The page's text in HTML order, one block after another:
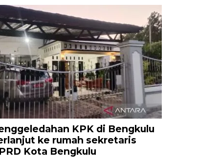
KPK di Bengkulu
ke rumah sekretaris
Kota Bengkulu